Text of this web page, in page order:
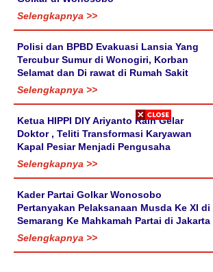
Selengkapnya >>
Polisi dan BPBD Evakuasi Lansia Yang
Tercubur Sumur di Wonogiri, Korban
Selamat dan Di rawat di Rumah Sakit
Selengkapnya >>
Ketua HIPPI DIY Ariyanto Raih Gelar
Doktor , Teliti Transformasi Karyawan
Kapal Pesiar Menjadi Pengusaha
Selengkapnya >>
Kader Partai Golkar Wonosobo
Pertanyakan Pelaksanaan Musda Ke XI di
Semarang Ke Mahkamah Partai di Jakarta
Selengkapnya >>